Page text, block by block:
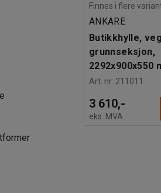
Finnes i flere
ANKARE
Butikkhylle,
grunnseksjon,
2292x900x550
Art. nr: 211011
3 610,-
eks. MVA